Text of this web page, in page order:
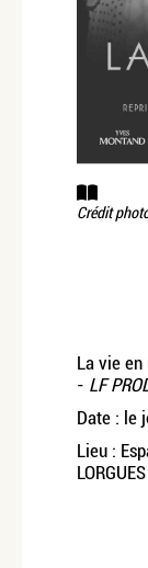
Crédit
La vie
- LF
Date : le
Lieu :
LORGUES